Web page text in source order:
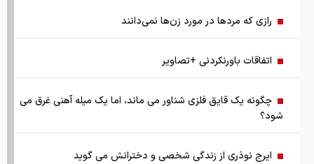
چرا ایران با وجود تورم ۵۰ درصدی، ابرتورمی نشده است؟
چرا نباید از انس جهانی غافل شد؟ تحلیل فاندامنتال طلا در سال
رازی كه مردها در مورد زن‌ها نمی‌دانند
اتفاقات باورنکردنی +تصاویر
چگونه یک قایق فلزی شناور می ماند، اما یک میله آهنی غرق می
شود؟
ایرج نوذری از زندگی شخصی و دخترانش می گوید